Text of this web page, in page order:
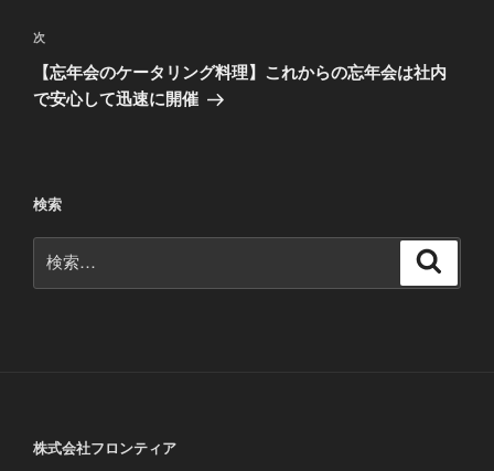
ゲ
ー
シ
次
の
投
次
【忘年会のケータリング料理】これからの忘年会は社内
で安心して迅速に開催
検索
索:
株式会社フロンティア